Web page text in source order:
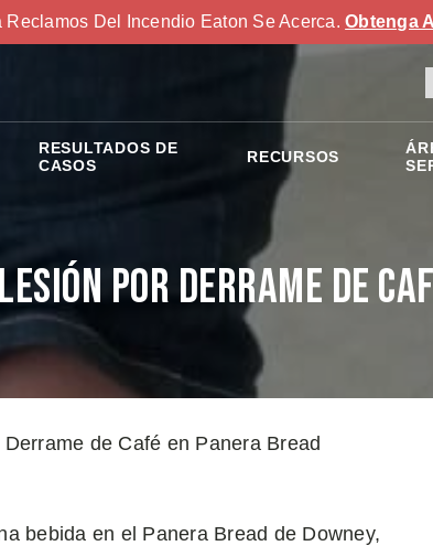
Reclamos Del Incendio Eaton Se Acerca.Obtenga
RESULTADOS DE
CASOS
RECURSOS
por Derrame de
de Café en Panera Bread
bebida en el Panera Bread de Downey,